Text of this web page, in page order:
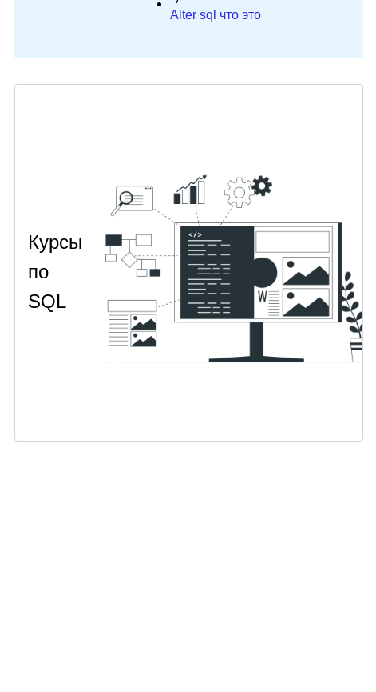
Alter sql что это
Курсы
по
SQL